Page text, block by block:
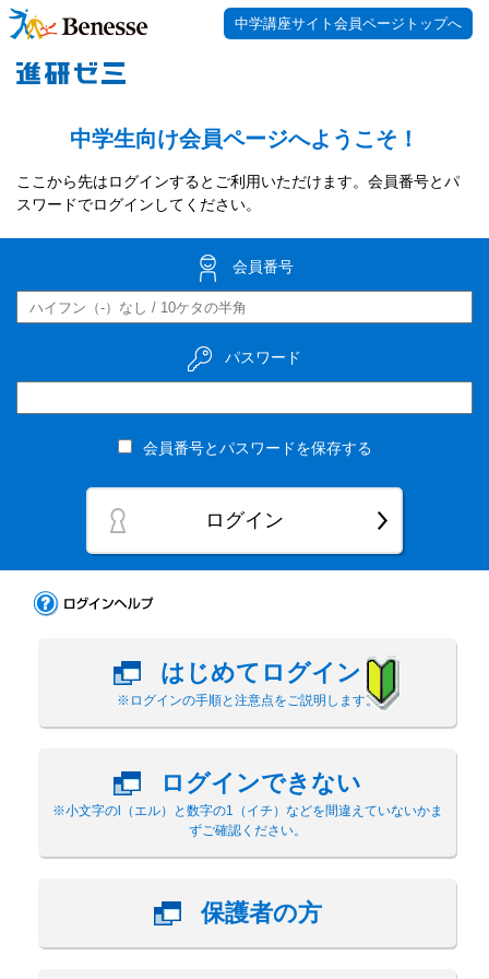
中学講座サイト会員ページトップへ
中学生向け会員ページへようこそ！
ここから先はログインするとご利用いただけます。会員番号とパ
スワードでログインしてください。
会員番号
パスワード
会員番号とパスワードを保存する
ログイン
はじめてログイン
※ログインの手順と注意点をご説明します。
ログインできない
※小文字のl（エル）と数字の1（イチ）などを間違えていないかま
ずご確認ください。
保護者の方